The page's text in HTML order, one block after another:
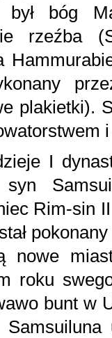
był bóg
rzeźba
plakietki).
I
syn
Rim-sin II
nowe
roku
bunt w